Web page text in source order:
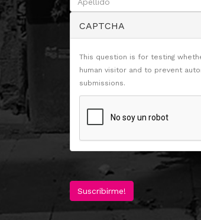
CAPTCHA
This question is for testing
human visitor and to prevent
submissions.
Suscribirme!